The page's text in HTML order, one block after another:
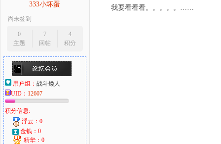
333小坏蛋
尚未签到
0
主题
7
回帖
4
积分
用户组： 战斗矮人
UID： 12607
积分信息:
浮云：0
金钱：0
精华：0
我要看看看。。。。。……